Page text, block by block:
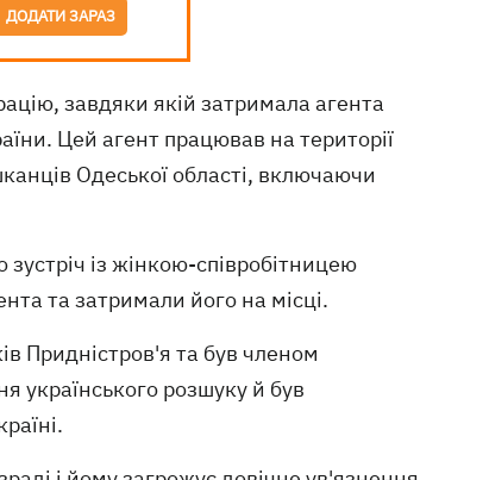
ДОДАТИ ЗАРАЗ
завдяки якій затримала агента
Цей агент працював на території
Одеської області, включаючи
із жінкою-співробітницею
та затримали його на місці.
Придністров'я та був членом
українського розшуку й був